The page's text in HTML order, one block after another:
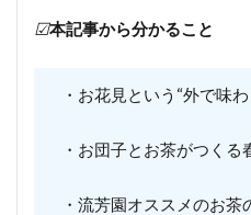
☑本記事から分かること
・お花見という“外で味わ
・お団子とお茶がつくる
・流芳園オススメのお茶